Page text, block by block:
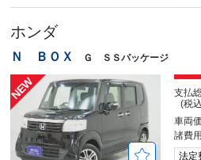
ホンダ
Ｎ ＢＯＸ Ｇ ＳＳパッケージ
支払
(税
車両
諸費
法定